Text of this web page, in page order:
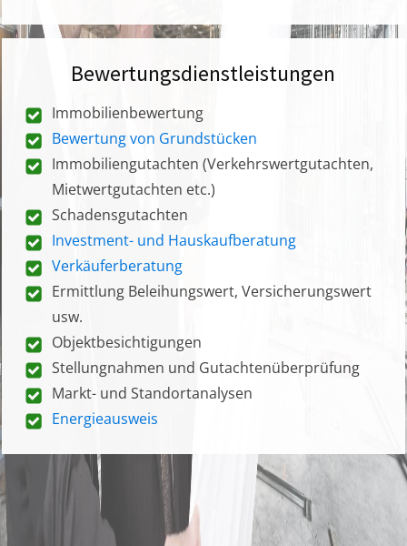
Bewertungsdienstleistungen
Immobilienbewertung
Bewertung von Grundstücken
Immobiliengutachten (Verkehrswertgutachten,
Mietwertgutachten etc.)
Schadensgutachten
Investment- und Hauskaufberatung
Verkäuferberatung
Ermittlung Beleihungswert, Versicherungswert
usw.
Objektbesichtigungen
Stellungnahmen und Gutachtenüberprüfung
Markt- und Standortanalysen
Energieausweis